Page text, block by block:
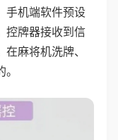
手机端软件预设
控牌器接收到信
麻将机洗牌、